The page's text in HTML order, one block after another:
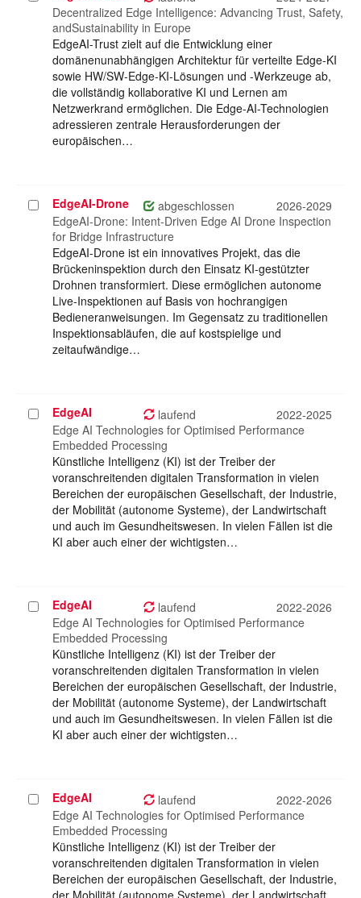
auswählen
Decentralized Edge Intelligence: Advancing Trust, Safety,
andSustainability in Europe
EdgeAI-Trust zielt auf die Entwicklung einer
domänenunabhängigen Architektur für verteilte Edge-KI
sowie HW/SW-Edge-KI-Lösungen und -Werkzeuge ab,
die vollständig kollaborative KI und Lernen am
Netzwerkrand ermöglichen. Die Edge-AI-Technologien
adressieren zentrale Herausforderungen der
europäischen…
Projekt
auswählen
EdgeAI-Drone abgeschlossen
2026-2029
EdgeAI-Drone: Intent-Driven Edge AI Drone Inspection
for Bridge Infrastructure
EdgeAI-Drone ist ein innovatives Projekt, das die
Brückeninspektion durch den Einsatz KI-gestützter
Drohnen transformiert. Diese ermöglichen autonome
Live-Inspektionen auf Basis von hochrangigen
Bedieneranweisungen. Im Gegensatz zu traditionellen
Inspektionsabläufen, die auf kostspielige und
zeitaufwändige…
Projekt
auswählen
EdgeAI laufend
2022-2025
Edge AI Technologies for Optimised Performance
Embedded Processing
Künstliche Intelligenz (KI) ist der Treiber der
voranschreitenden digitalen Transformation in vielen
Bereichen der europäischen Gesellschaft, der Industrie,
der Mobilität (autonome Systeme), der Landwirtschaft
und auch im Gesundheitswesen. In vielen Fällen ist die
KI aber auch einer der wichtigsten…
Projekt
auswählen
EdgeAI laufend
2022-2026
Edge AI Technologies for Optimised Performance
Embedded Processing
Künstliche Intelligenz (KI) ist der Treiber der
voranschreitenden digitalen Transformation in vielen
Bereichen der europäischen Gesellschaft, der Industrie,
der Mobilität (autonome Systeme), der Landwirtschaft
und auch im Gesundheitswesen. In vielen Fällen ist die
KI aber auch einer der wichtigsten…
Projekt
auswählen
EdgeAI laufend
2022-2026
Edge AI Technologies for Optimised Performance
Embedded Processing
Künstliche Intelligenz (KI) ist der Treiber der
voranschreitenden digitalen Transformation in vielen
Bereichen der europäischen Gesellschaft, der Industrie,